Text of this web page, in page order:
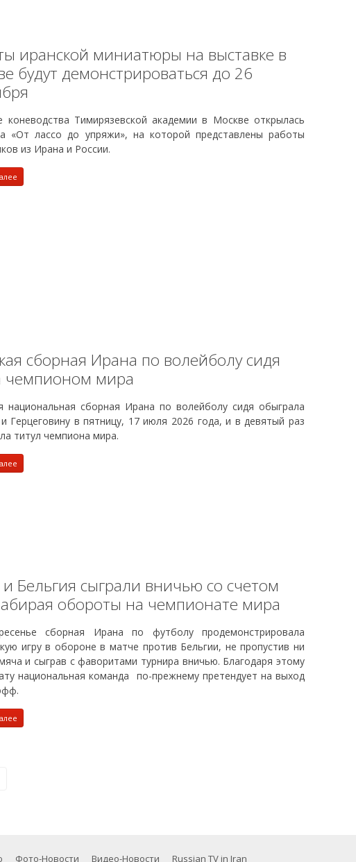
иранской миниатюры на выставке в
будут демонстрироваться до 26
коневодства Тимирязевской академии в Москве открылась
«От лассо до упряжи», на которой представлены работы
из Ирана и России.
сборная Ирана по волейболу сидя
чемпионом мира
национальная сборная Ирана по волейболу сидя обыграла
Герцеговину в пятницу, 17 июля 2026 года, и в девятый раз
титул чемпиона мира.
Бельгия сыграли вничью со счетом
обороты на чемпионате мира
сборная Ирана по футболу продемонстрировала
игру в обороне в матче против Бельгии, не пропустив ни
и сыграв с фаворитами турнира вничью. Благодаря этому
национальная команда по-прежнему претендует на выход
Фото-Новости Видео-Новости Russian TV in Iran